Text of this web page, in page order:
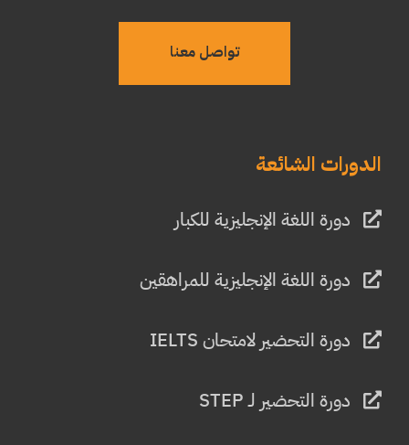
تواصل معنا
الدورات الشائعة
دورة اللغة الإنجليزية للكبار
دورة اللغة الإنجليزية للمراهقين
دورة التحضير لامتحان IELTS
دورة التحضير لـ STEP